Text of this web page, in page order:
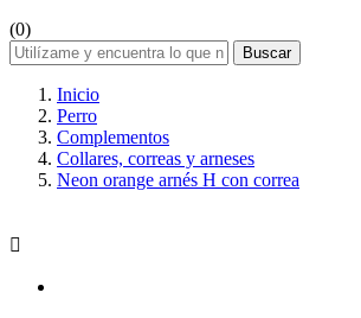
(0)
Buscar
Inicio
Perro
Complementos
Collares, correas y arneses
Neon orange arnés H con correa
